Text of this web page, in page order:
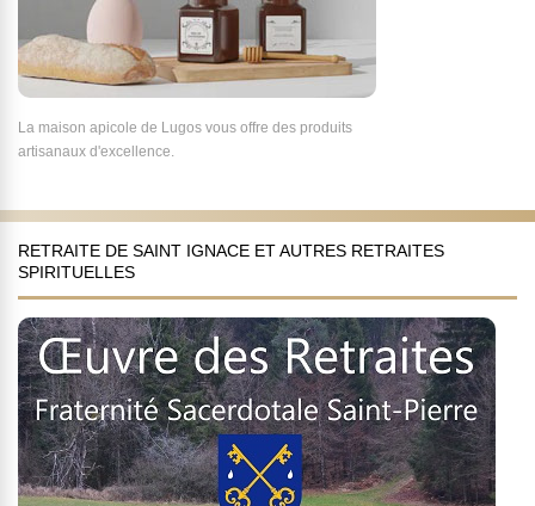
La maison apicole de Lugos vous offre des produits
artisanaux d'excellence.
RETRAITE DE SAINT IGNACE ET AUTRES RETRAITES
SPIRITUELLES